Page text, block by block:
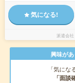
気になる!
派遣会社
興味が
「気に
「面談